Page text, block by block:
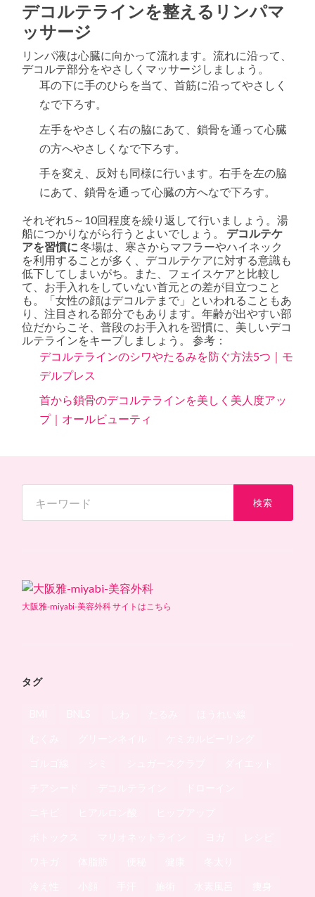
デコルテラインを整えるリンパマ
ッサージ
リンパ液は心臓に向かって流れます。流れに沿って、
デコルテ部分をやさしくマッサージしましょう。
耳の下に手のひらを当て、首筋に沿ってやさしく
なで下ろす。
左手をやさしく右の脇にあて、鎖骨を通って心臓
の方へやさしくなで下ろす。
手を変え、反対も同様に行います。右手を左の脇
にあて、鎖骨を通って心臓の方へなで下ろす。
それぞれ5～10回程度を繰り返して行いましょう。湯
船につかりながら行うとよいでしょう。 デコルテケ
アを習慣に 冬場は、寒さからマフラーやハイネック
を利用することが多く、デコルテケアに対する意識も
低下してしまいがち。また、フェイスケアと比較し
て、お手入れをしていない首元との差が目立つこと
も。「女性の顔はデコルテまで」といわれることもあ
り、注目される部分でもあります。年齢が出やすい部
位だからこそ、普段のお手入れを習慣に、美しいデコ
ルテラインをキープしましょう。 参考：
デコルテラインのシワやたるみを防ぐ方法5つ｜モ
デルプレス
首から鎖骨のデコルテラインを美しく美人度アッ
プ｜オールビューティ
大阪雅-miyabi-美容外科 サイトはこちら
タグ